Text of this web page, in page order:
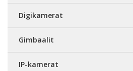
Digikamerat
Gimbaalit
IP-kamerat